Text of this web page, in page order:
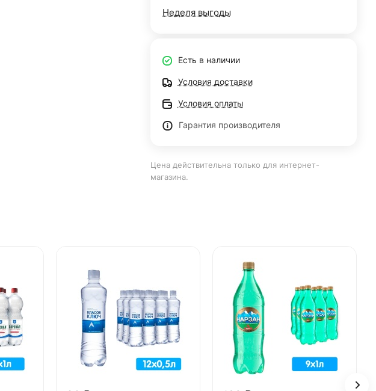
Неделя выгоды
Есть в наличии
Условия доставки
Условия оплаты
Гарантия производителя
Цена действительна только для интернет-
магазина.